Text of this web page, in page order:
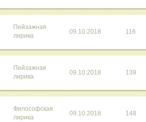
Пейзажная
лирика
09.10.2018 116
Пейзажная
лирика
09.10.2018 139
Философская
лирика
09.10.2018 148